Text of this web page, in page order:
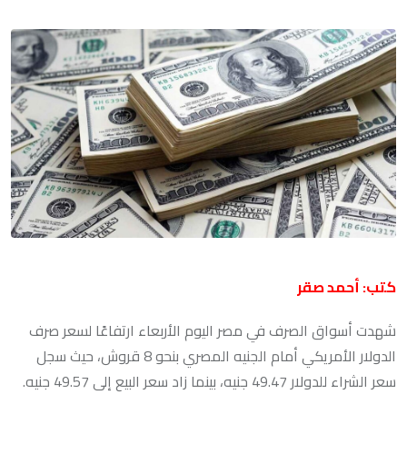
كتب: أحمد صقر
شهدت أسواق الصرف في مصر اليوم الأربعاء ارتفاعًا لسعر صرف
الدولار الأمريكي أمام الجنيه المصري بنحو 8 قروش، حيث سجل
سعر الشراء للدولار 49.47 جنيه، بينما زاد سعر البيع إلى 49.57 جنيه.